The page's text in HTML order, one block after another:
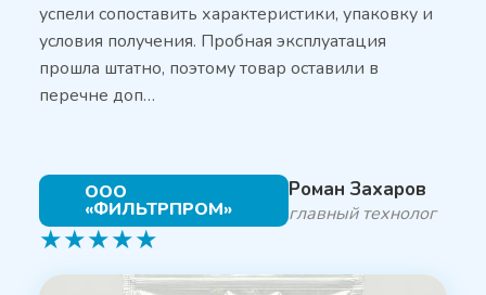
успели сопоставить характеристики, упаковку и
условия получения. Пробная эксплуатация
прошла штатно, поэтому товар оставили в
перечне доп…
ООО
«ФИЛЬТРПРОМ»
Роман Захаров
главный технолог
★★★★★